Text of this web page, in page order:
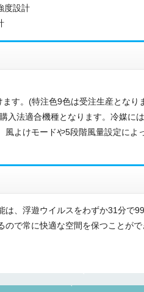
度設計
す。(特注色9色は受注生産となり
法適合機種となります。冷媒に
よけモードや5段階風量設定によ
、浮遊ウイルスをわずか31分で
で常に快適な空間を保つことが